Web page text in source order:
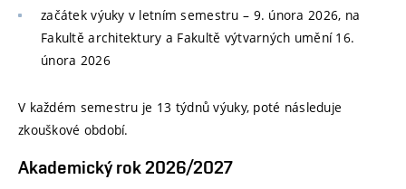
začátek výuky v letním semestru – 9. února 2026, na
Fakultě architektury a Fakultě výtvarných umění 16.
února 2026
V každém semestru je 13 týdnů výuky, poté následuje
zkouškové období.
Akademický rok 2026/2027